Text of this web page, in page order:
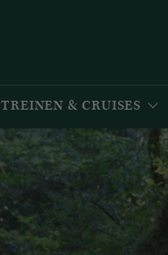
TREINEN & CRUISES